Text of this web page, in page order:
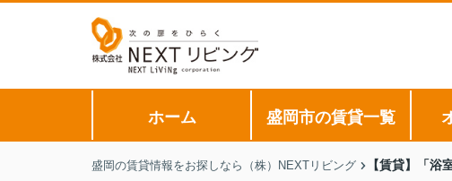
ホーム 盛岡市の賃貸一覧
盛岡の賃貸情報をお探しなら（株）NEXTリビング 【賃貸】「浴